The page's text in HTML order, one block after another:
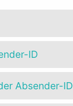
ID
Absender-ID